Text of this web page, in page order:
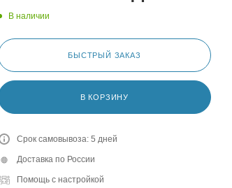
В наличии
БЫСТРЫЙ ЗАКАЗ
В КОРЗИНУ
Срок самовывоза: 5 дней
Доставка по России
Помощь с настройкой